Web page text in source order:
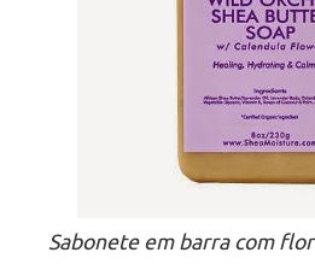
Sabonete em barra com